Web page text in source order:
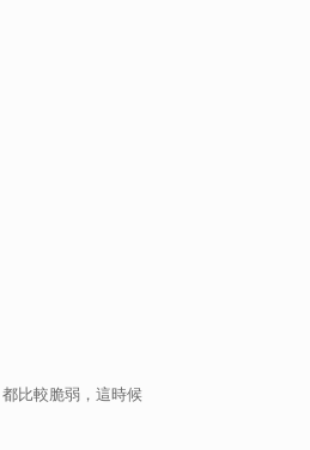
比較脆弱，這時候